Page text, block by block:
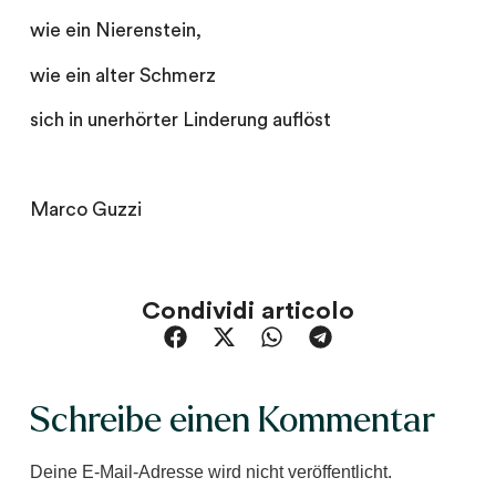
wie ein Nierenstein,
wie ein alter Schmerz
sich in unerhörter Linderung auflöst
Marco Guzzi
Condividi articolo
Schreibe einen Kommentar
Deine E-Mail-Adresse wird nicht veröffentlicht.